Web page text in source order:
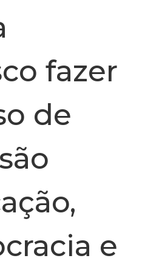
fazer
de
e